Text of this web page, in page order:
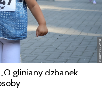
gliniany dzbanek